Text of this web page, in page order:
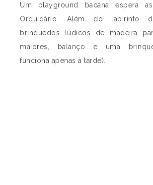
Um playground bacana espera
Orquidário. Além do labirinto
brinquedos lúdicos de madeira
maiores, balanço e uma
funciona apenas à tarde).